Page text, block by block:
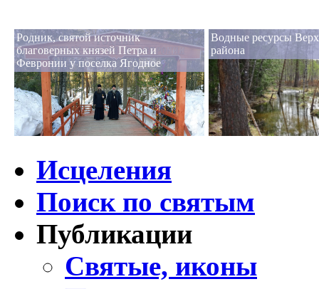
Родник, святой источник
благоверных князей Петра и
Февронии у поселка Ягодное
Водные ресурсы
района
Исцеления
Поиск по святым
Публикации
Святые, иконы